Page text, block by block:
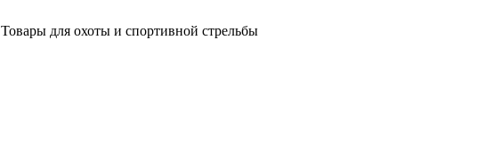
Товары для охоты и спортивной стрельбы